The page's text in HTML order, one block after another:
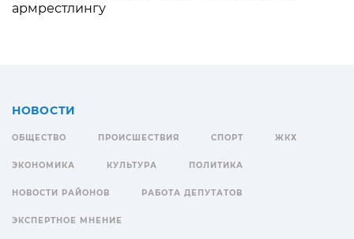
армрестлингу
НОВОСТИ
ОБЩЕСТВО ПРОИСШЕСТВИЯ СПОРТ ЖКХ
ЭКОНОМИКА КУЛЬТУРА ПОЛИТИКА
НОВОСТИ РАЙОНОВ РАБОТА ДЕПУТАТОВ
ЭКСПЕРТНОЕ МНЕНИЕ